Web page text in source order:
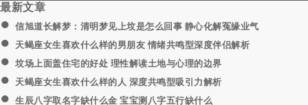
最新文章
● 信旭道长解梦：清明梦见上坟是怎么回事 静心化解冤缘业气
● 天蝎座女生喜欢什么样的男朋友 情绪共鸣型深度伴侣解析
● 坟场上面盖住宅的好处 理性解读土地与心理的边界
● 天蝎座女生喜欢什么样的人 深度共鸣型吸引力解析
● 生辰八字取名字缺什么金 宝宝测八字五行缺什么